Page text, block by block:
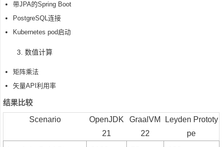
带JPA的Spring Boot
PostgreSQL连接
Kubernetes pod启动
3. 数值计算
矩阵乘法
矢量API利用率
结果比较
Scenario
OpenJDK
21
GraalVM
22
Leyden Prototy
pe